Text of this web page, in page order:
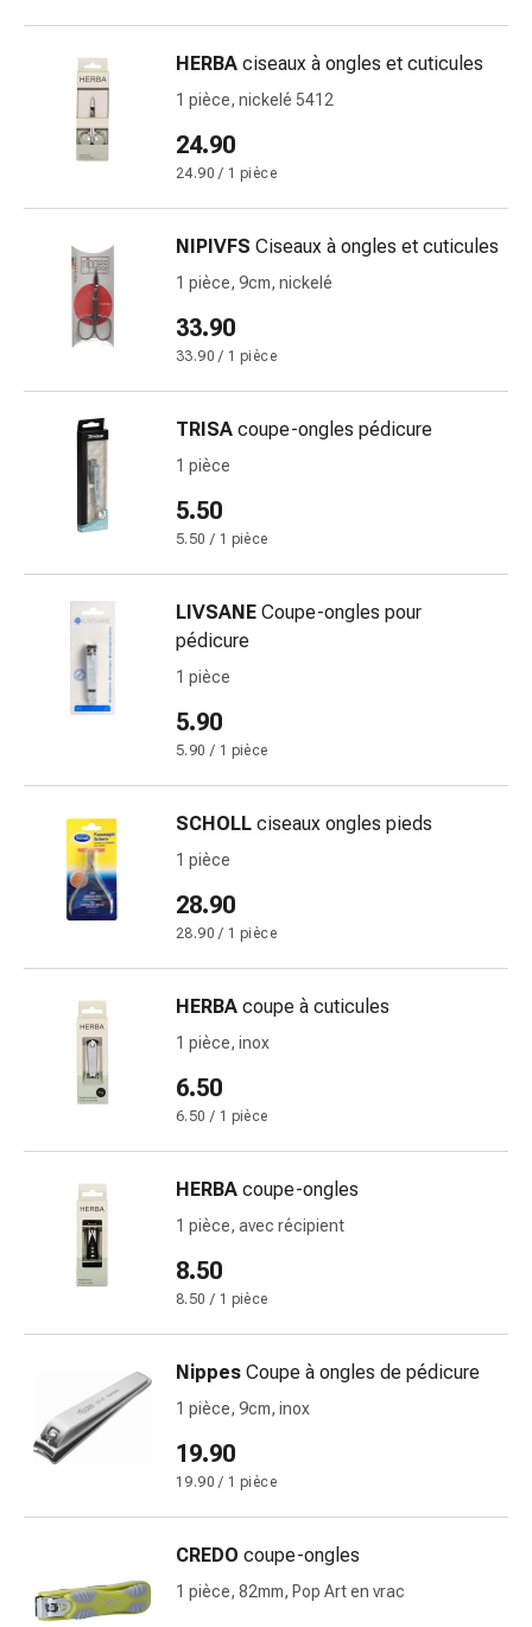
de
pansement,
tapes
accessoires
Pansements
tubulaires
Matériel
pansement
coups
changement
pansements
adhésifs
Traitement
pour
Bandes
fermeture
plaies
adhésifs
Pommade
à
Tampons
médicaux
Oreilles
et
de
l'oreille
oreilles
Gouttes
pour
yeux
HERBA ciseaux à ongles et cuticules
1 pièce, nickelé 5412
24.90
24.90 / 1 pièce
NIPIVFS Ciseaux à ongles et cuticules
1 pièce, 9cm, nickelé
33.90
33.90 / 1 pièce
TRISA coupe-ongles pédicure
1 pièce
5.50
5.50 / 1 pièce
LIVSANE Coupe-ongles pour
pédicure
1 pièce
5.90
5.90 / 1 pièce
SCHOLL ciseaux ongles pieds
1 pièce
28.90
28.90 / 1 pièce
HERBA coupe à cuticules
1 pièce, inox
6.50
6.50 / 1 pièce
HERBA coupe-ongles
1 pièce, avec récipient
8.50
8.50 / 1 pièce
Nippes Coupe à ongles de pédicure
1 pièce, 9cm, inox
19.90
19.90 / 1 pièce
CREDO coupe-ongles
1 pièce, 82mm, Pop Art en vrac